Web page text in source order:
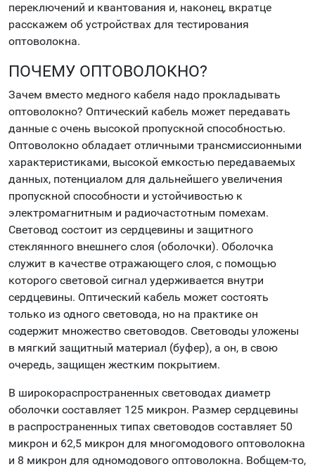
переключений и квантования и, наконец, вкратце
расскажем об устройствах для тестирования
оптоволокна.
ПОЧЕМУ ОПТОВОЛОКНО?
Зачем вместо медного кабеля надо прокладывать
оптоволокно? Оптический кабель может передавать
данные с очень высокой пропускной способностью.
Оптоволокно обладает отличными трансмиссионными
характеристиками, высокой емкостью передаваемых
данных, потенциалом для дальнейшего увеличения
пропускной способности и устойчивостью к
электромагнитным и радиочастотным помехам.
Световод состоит из сердцевины и защитного
стеклянного внешнего слоя (оболочки). Оболочка
служит в качестве отражающего слоя, с помощью
которого световой сигнал удерживается внутри
сердцевины. Оптический кабель может состоять
только из одного световода, но на практике он
содержит множество световодов. Световоды уложены
в мягкий защитный материал (буфер), а он, в свою
очередь, защищен жестким покрытием.
В широкораспространенных световодах диаметр
оболочки составляет 125 микрон. Размер сердцевины
в распространенных типах световодов составляет 50
микрон и 62,5 микрон для многомодового оптоволокна
и 8 микрон для одномодового оптоволокна. Вобщем-то,